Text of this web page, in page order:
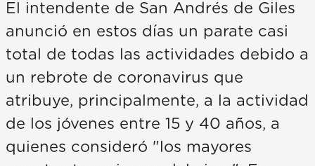
El intendente de San Andrés de Giles
anunció en estos días un parate casi
total de todas las actividades debido a
un rebrote de coronavirus que
atribuye, principalmente, a la actividad
de los jóvenes entre 15 y 40 años, a
quienes consideró "los mayores